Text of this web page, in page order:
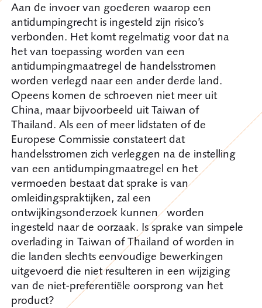
Aan de invoer van goederen waarop een
antidumpingrecht is ingesteld zijn risico’s
verbonden. Het komt regelmatig voor dat na
het van toepassing worden van een
antidumpingmaatregel de handelsstromen
worden verlegd naar een ander derde land.
Opeens komen de schroeven niet meer uit
China, maar bijvoorbeeld uit Taiwan of
Thailand. Als een of meer lidstaten of de
Europese Commissie constateert dat
handelsstromen zich verleggen na de instelling
van een antidumpingmaatregel en het
vermoeden bestaat dat sprake is van
omleidingspraktijken, zal een
ontwijkingsonderzoek kunnen worden
ingesteld naar de oorzaak. Is sprake van simpele
overlading in Taiwan of Thailand of worden in
die landen slechts eenvoudige bewerkingen
uitgevoerd die niet resulteren in een wijziging
van de niet-preferentiële oorsprong van het
product?